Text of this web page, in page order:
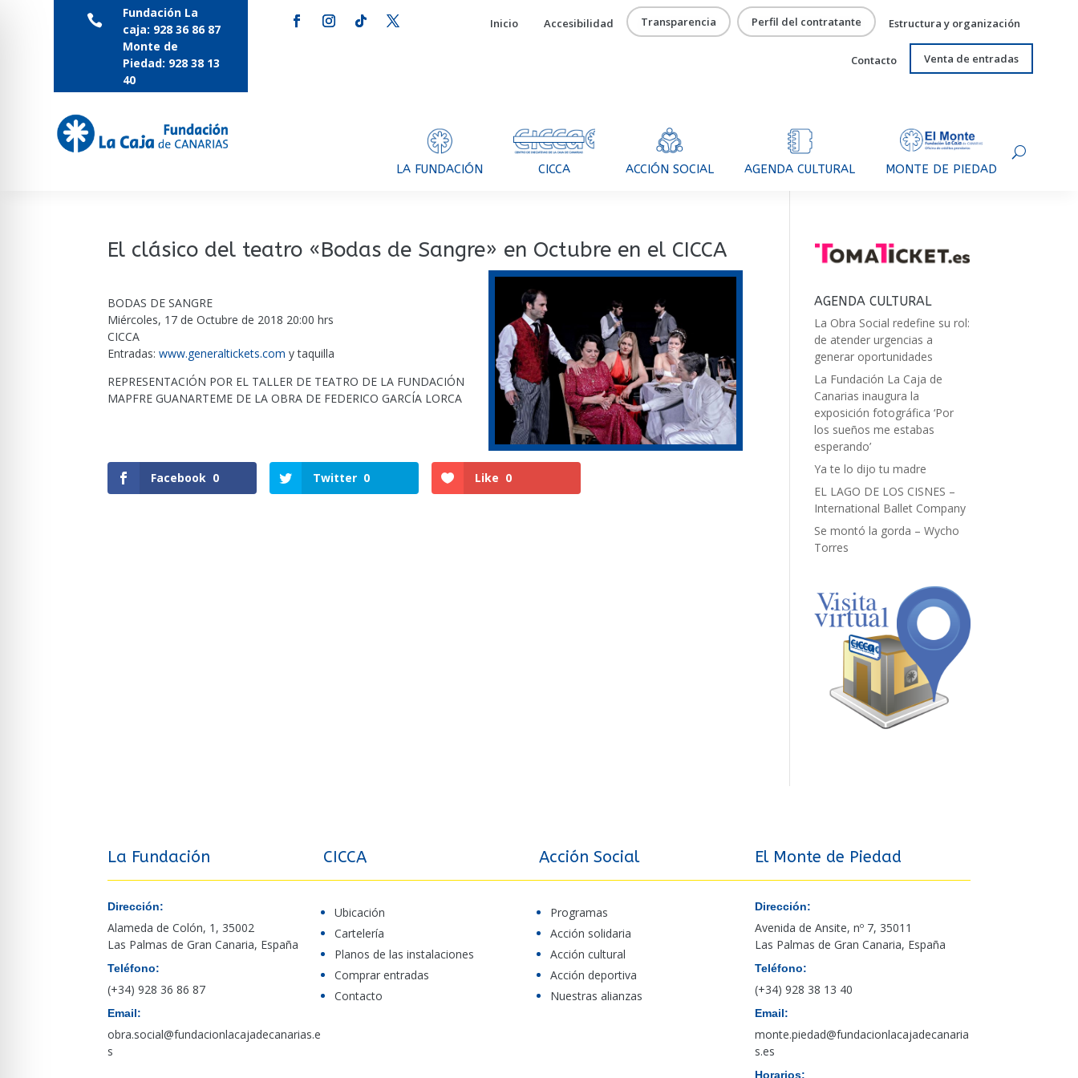

Fundación La
caja: 928 36 86 87
Monte de
Piedad: 928 38 13
40
Inicio Accesibilidad Transparencia Perfil del contratante Estructura y organización
Contacto Venta de entradas
LA FUNDACIÓN CICCA ACCIÓN SOCIAL AGENDA CULTURAL MONTE DE PIEDAD
El clásico del teatro «Bodas de Sangre» en Octubre en el CICCA
BODAS DE SANGRE
Miércoles, 17 de Octubre de 2018 20:00 hrs
CICCA
Entradas:www.generaltickets.com y taquilla
REPRESENTACIÓN POR EL TALLER DE TEATRO DE LA FUNDACIÓN
MAPFRE GUANARTEME DE LA OBRA DE FEDERICO GARCÍA LORCA
Facebook 0 Twitter 0 Like 0
AGENDA CULTURAL
La Obra Social redefine su rol:
de atender urgencias a
generar oportunidades
La Fundación La Caja de
Canarias inaugura la
exposición fotográfica ‘Por
los sueños me estabas
esperando’
Ya te lo dijo tu madre
EL LAGO DE LOS CISNES –
International Ballet Company
Se montó la gorda – Wycho
Torres
La Fundación
Dirección:
Alameda de Colón, 1, 35002
Las Palmas de Gran Canaria, España
Teléfono:
(+34) 928 36 86 87
Email:
obra.social@fundacionlacajadecanarias.e
s
CICCA
Ubicación
Cartelería
Planos de las instalaciones
Comprar entradas
Contacto
Acción Social
Programas
Acción solidaria
Acción cultural
Acción deportiva
Nuestras alianzas
El Monte de Piedad
Dirección:
Avenida de Ansite, nº 7, 35011
Las Palmas de Gran Canaria, España
Teléfono:
(+34) 928 38 13 40
Email:
monte.piedad@fundacionlacajadecanaria
s.es
Horarios: